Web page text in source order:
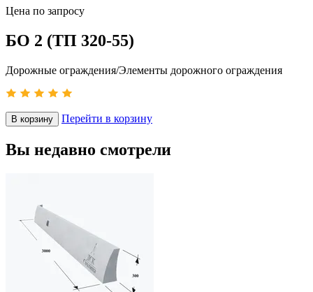
Цена по запросу
БО 2 (ТП 320-55)
Дорожные ограждения/Элементы дорожного ограждения
В корзину Перейти в корзину
Вы недавно смотрели